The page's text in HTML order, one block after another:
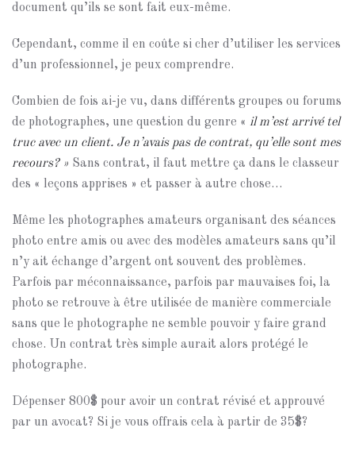
document qu’ils se sont fait eux-même.
Cependant, comme il en coûte si cher d’utiliser les services
d’un professionnel, je peux comprendre.
Combien de fois ai-je vu, dans différents groupes ou forums
de photographes, une question du genre « il m’est arrivé tel
truc avec un client. Je n’avais pas de contrat, qu’elle sont mes
recours? » Sans contrat, il faut mettre ça dans le classeur
des « leçons apprises » et passer à autre chose…
Même les photographes amateurs organisant des séances
photo entre amis ou avec des modèles amateurs sans qu’il
n’y ait échange d’argent ont souvent des problèmes.
Parfois par méconnaissance, parfois par mauvaises foi, la
photo se retrouve à être utilisée de manière commerciale
sans que le photographe ne semble pouvoir y faire grand
chose. Un contrat très simple aurait alors protégé le
photographe.
Dépenser 800$ pour avoir un contrat révisé et approuvé
par un avocat? Si je vous offrais cela à partir de 35$?